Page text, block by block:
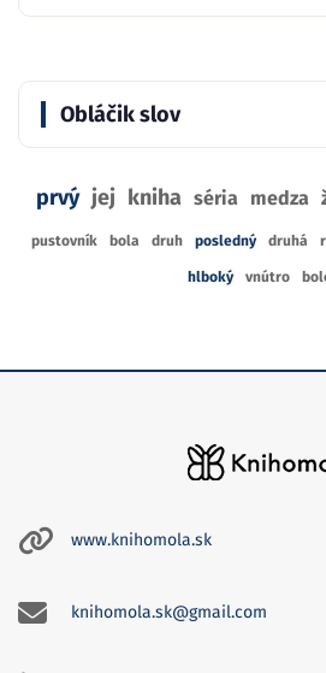
Obláčik slov
prvý jej kniha séria medza
pustovník bola druh posledný druhá
hlboký vnútro
www.knihomola.sk
knihomola.sk@gmail.com